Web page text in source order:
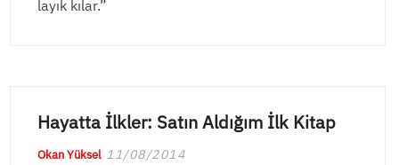
layık kılar.”
Hayatta İlkler: Satın Aldığım İlk Kitap
Okan Yüksel 11/08/2014